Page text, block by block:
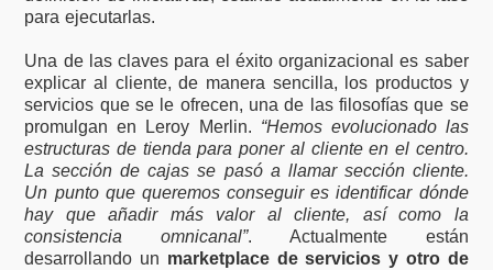
para ejecutarlas.
Una de las claves para el éxito organizacional es saber
explicar al cliente, de manera sencilla, los productos y
servicios que se le ofrecen, una de las filosofías que se
promulgan en Leroy Merlin. “Hemos evolucionado las
estructuras de tienda para poner al cliente en el centro.
La sección de cajas se pasó a llamar sección cliente.
Un punto que queremos conseguir es identificar dónde
hay que añadir más valor al cliente, así como la
consistencia omnicanal”. Actualmente están
desarrollando un marketplace de servicios y otro de